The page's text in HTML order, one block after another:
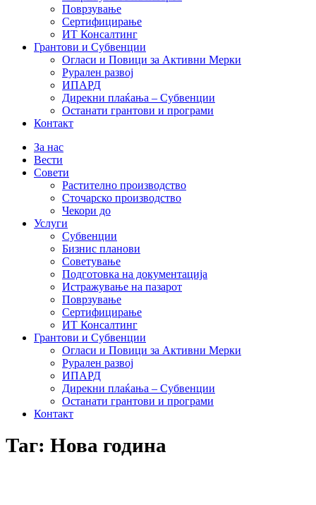
Поврзување
Сертифицирање
ИТ Консалтинг
Грантови и Субвенции
Огласи и Повици за Активни Мерки
Рурален развој
ИПАРД
Дирекни плаќања – Субвенции
Останати грантови и програми
Контакт
За нас
Вести
Совети
Растително производство
Сточарско производство
Чекори до
Услуги
Субвенции
Бизнис планови
Советување
Подготовка на документација
Истражување на пазарот
Поврзување
Сертифицирање
ИТ Консалтинг
Грантови и Субвенции
Огласи и Повици за Активни Мерки
Рурален развој
ИПАРД
Дирекни плаќања – Субвенции
Останати грантови и програми
Контакт
Таг: Нова година